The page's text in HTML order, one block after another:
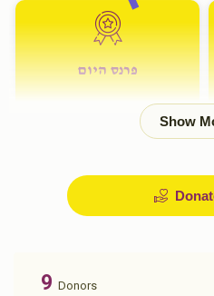
פרנס היום
9 Donors